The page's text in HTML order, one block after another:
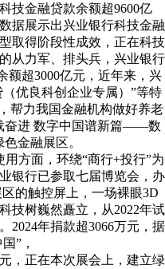
技金融贷款余额超9600亿
据展示出兴业银行科技金融
取得阶段性成效，正在科技
从力军、排头兵，兴业银行
额超3000亿元，近年来，兴
优良科创企业专属）”等特
帮力我国金融机构做好养老
奋进 数字中国谱新篇——数
金融展区。
方面，环绕“商行+投行”为
银行已参取七届博览会，办
的触控屏上，一场裸眼3D
树巍然矗立，从2022年试
2024年捐款超3066万元，据
”，
正在本次展会上，建立绿